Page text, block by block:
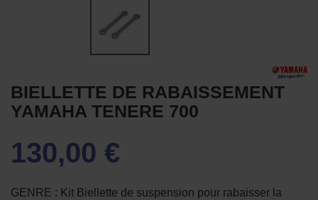
BIELLETTE DE RABAISSEMENT
YAMAHA TENERE 700
130,00 €
GENRE : Kit Biellette de suspension pour rabaisser la